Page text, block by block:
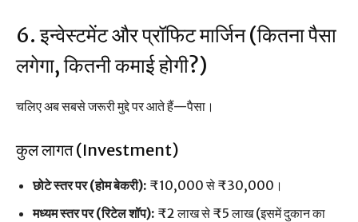
6. इन्वेस्टमेंट और प्रॉफिट मार्जिन (कितना पैसा
लगेगा, कितनी कमाई होगी?)
चलिए अब सबसे जरूरी मुद्दे पर आते हैं—पैसा।
कुल लागत (Investment)
छोटे स्तर पर (होम बेकरी): ₹10,000 से ₹30,000।
मध्यम स्तर पर (रिटेल शॉप): ₹2 लाख से ₹5 लाख (इसमें दुकान का